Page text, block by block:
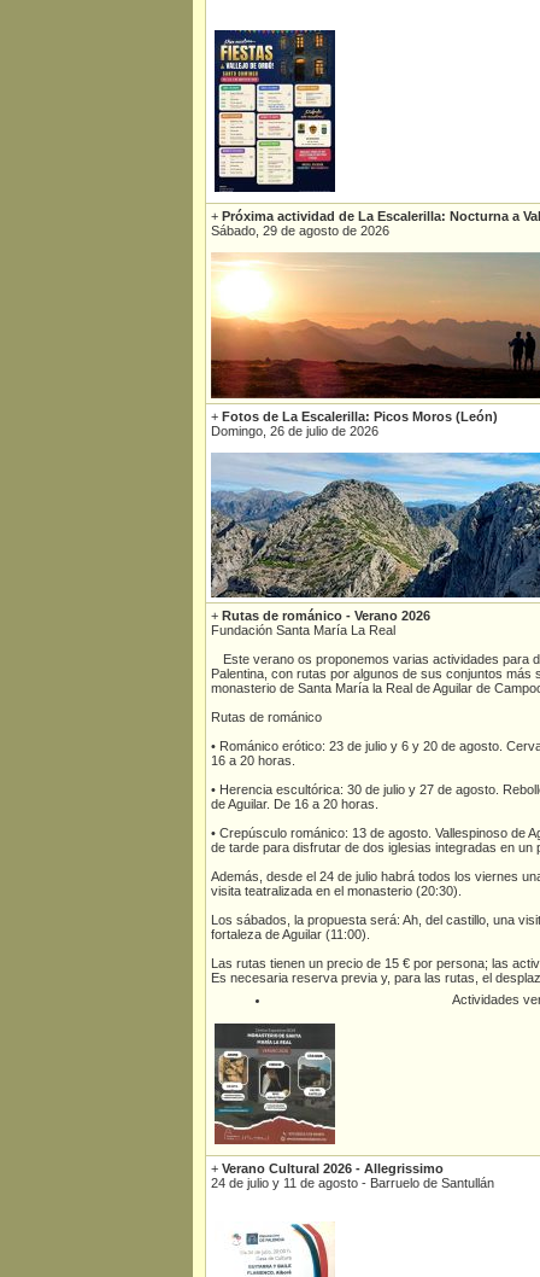
+ Próxima actividad de La Escalerilla: Nocturna a
Sábado, 29 de agosto de 2026
+ Fotos de La Escalerilla: Picos Moros (León)
Domingo, 26 de julio de 2026
+ Rutas de románico - Verano 2026
Fundación Santa María La Real
Este verano os proponemos varias actividades para
Palentina, con rutas por algunos de sus conjuntos más
monasterio de Santa María la Real de Aguilar de
Rutas de románico
• Románico erótico: 23 de julio y 6 y 20 de agosto.
16 a 20 horas.
• Herencia escultórica: 30 de julio y 27 de agosto.
de Aguilar. De 16 a 20 horas.
• Crepúsculo románico: 13 de agosto. Vallespinoso de
de tarde para disfrutar de dos iglesias integradas en
Además, desde el 24 de julio habrá todos los viernes
visita teatralizada en el monasterio (20:30).
Los sábados, la propuesta será: Ah, del castillo, una
fortaleza de Aguilar (11:00).
Las rutas tienen un precio de 15 € por persona; las
Es necesaria reserva previa y, para las rutas, el
Actividades
+ Verano Cultural 2026 - Allegrissimo
24 de julio y 11 de agosto - Barruelo de Santullán